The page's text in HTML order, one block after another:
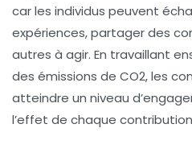
car les individus peuvent
expériences, partager des
autres à agir. En travaillant
des émissions de CO2, les
atteindre un niveau
l’effet de chaque